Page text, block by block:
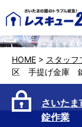
HOME > スタッフ
区 手提げ金庫
さいた
錠作業